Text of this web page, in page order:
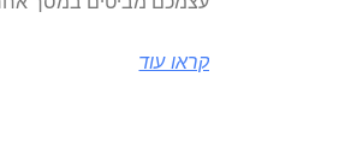
קראו עוד